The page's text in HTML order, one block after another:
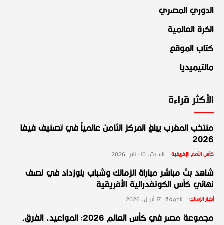
الدوري المصري
الكرة العالمية
كتاب الموقع
مالتيميديا
الأكثر قراءة
منتخب المغرب يبلغ المركز الثامن عالمياً في تصنيف فيفا
2026
كأس الأمم الإفريقية السبت، 10 يناير، 2026
شاهد بث مباشر مباراة الزمالك وشباب بلوزداد في نصف
نهائي كأس الكونفدرالية الأفريقية
أخبار الزمالك الجمعة، 17 أبريل، 2026
مجموعة مصر في كأس العالم 2026: المواعيد، الفرق،